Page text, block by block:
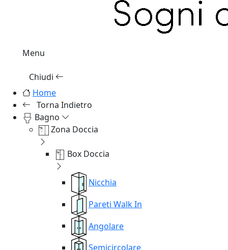
Menu
Chiudi
Home
Torna Indietro
Bagno
Zona Doccia
Box Doccia
Nicchia
Pareti Walk In
Angolare
Semicircolare